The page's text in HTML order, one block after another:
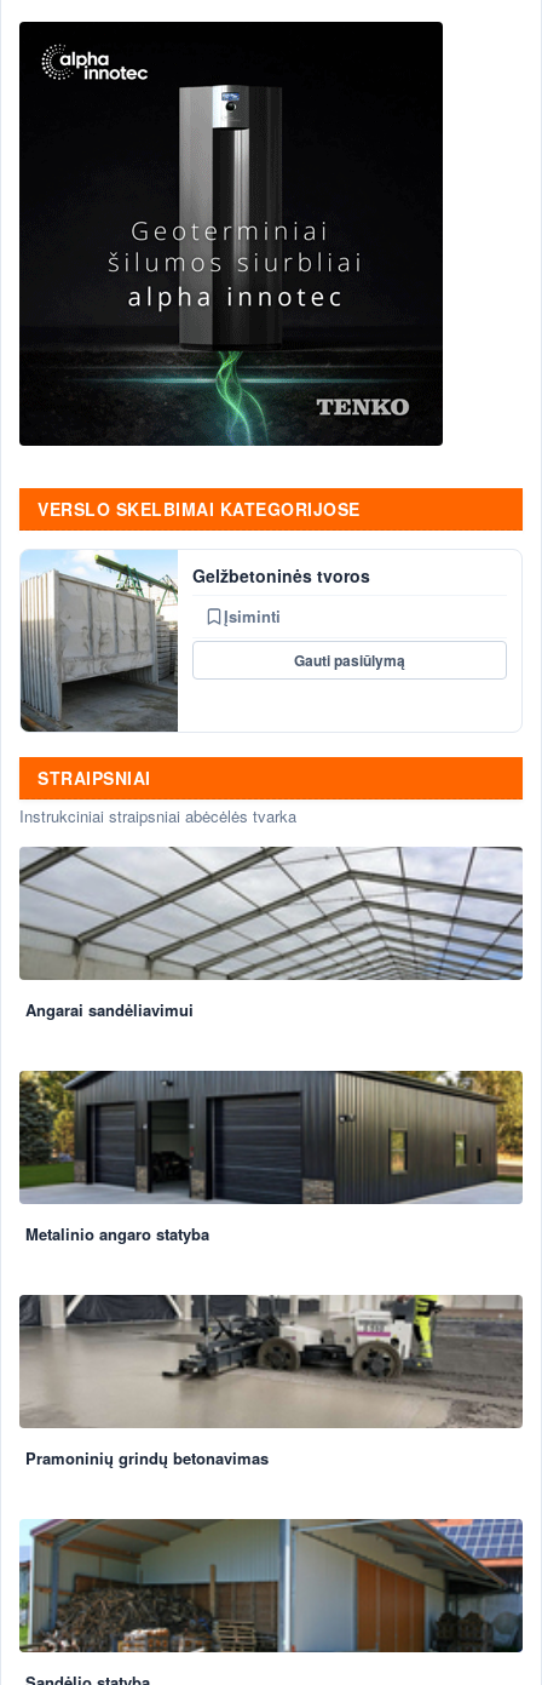
VERSLO SKELBIMAI KATEGORIJOSE
Gelžbetoninės tvoros
Įsiminti
Gauti pasiūlymą
STRAIPSNIAI
Instrukciniai straipsniai abėcėlės tvarka
Angarai sandėliavimui
Metalinio angaro statyba
Pramoninių grindų betonavimas